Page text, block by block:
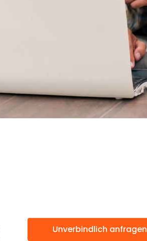
Unverbindlich anfragen